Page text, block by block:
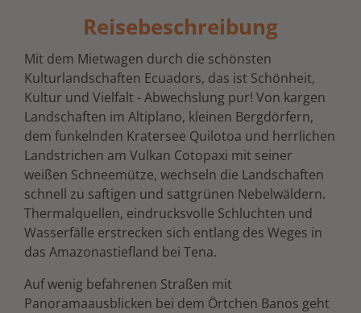
Reisebeschreibung
Mit dem Mietwagen durch die schönsten
Kulturlandschaften Ecuadors, das ist Schönheit,
Kultur und Vielfalt - Abwechslung pur! Von kargen
Landschaften im Altiplano, kleinen Bergdörfern,
dem funkelnden Kratersee Quilotoa und herrlichen
Landstrichen am Vulkan Cotopaxi mit seiner
weißen Schneemütze, wechseln die Landschaften
schnell zu saftigen und sattgrünen Nebelwäldern.
Thermalquellen, eindrucksvolle Schluchten und
Wasserfälle erstrecken sich entlang des Weges in
das Amazonastiefland bei Tena.
Auf wenig befahrenen Straßen mit
Panoramaausblicken bei dem Örtchen Banos geht